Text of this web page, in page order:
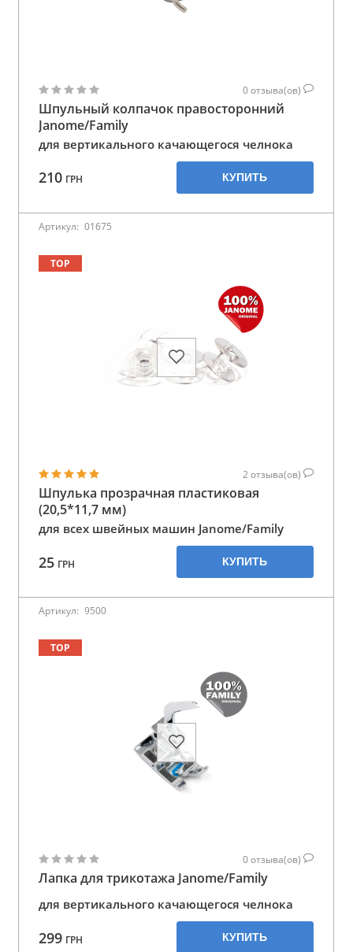
0отзыва(ов)
Шпульный колпачок правосторонний
Janome/Family
для вертикального качающегося челнока
210 ГРН КУПИТЬ
Артикул: 01675
TOP
2 отзыва(ов)
Шпулька прозрачная пластиковая
(20,5*11,7 мм)
для всех швейных машин Janome/Family
25 ГРН КУПИТЬ
Артикул: 9500
TOP
0отзыва(ов)
Лапка для трикотажа Janome/Family
для вертикального качающегося челнока
299 ГРН КУПИТЬ